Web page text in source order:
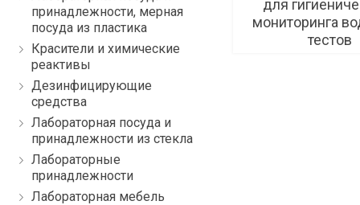
принадлежности, мерная
посуда из пластика
Красители и химические
реактивы
Дезинфицирующие
средства
Лабораторная посуда и
принадлежности из стекла
Лабораторные
принадлежности
Лабораторная мебель
для
мониторинга
тестов